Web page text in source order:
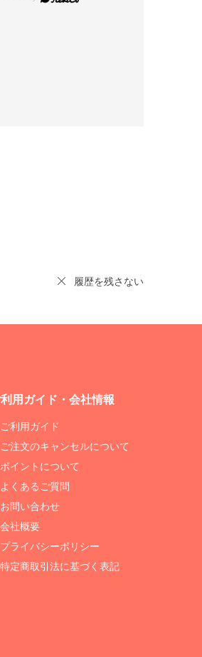
履歴を残さない
用ガイド・会社情報
ご利用ガイド
ご注文のキャンセルについて
ポイントについて
よくあるご質問
お問い合わせ
会社概要
プライバシーポリシー
特定商取引法に基づく表記